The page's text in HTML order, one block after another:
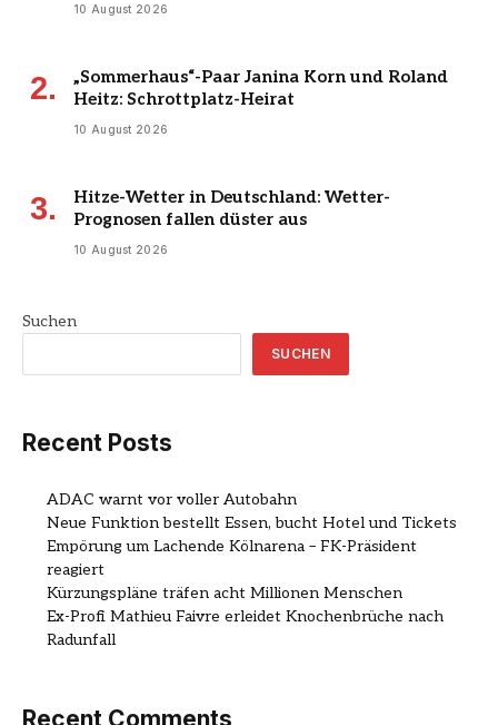
10 August 2026
„Sommerhaus“-Paar Janina Korn und Roland
Heitz: Schrottplatz-Heirat
10 August 2026
Hitze-Wetter in Deutschland: Wetter-
Prognosen fallen düster aus
10 August 2026
Suchen
SUCHEN
Recent Posts
ADAC warnt vor voller Autobahn
Neue Funktion bestellt Essen, bucht Hotel und Tickets
Empörung um Lachende Kölnarena – FK-Präsident
reagiert
Kürzungspläne träfen acht Millionen Menschen
Ex-Profi Mathieu Faivre erleidet Knochenbrüche nach
Radunfall
Recent Comments